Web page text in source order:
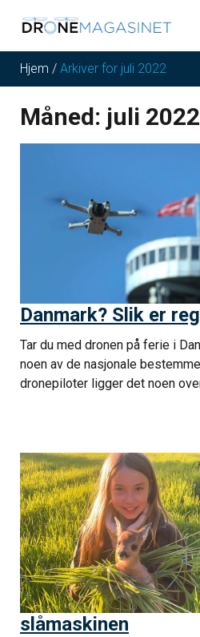
Hjem / Arkiver for juli 2022
Måned: juli 2022
Danmark? Slik er
Tar du med dronen på ferie i
noen av de nasjonale
dronepiloter ligger det noen
slåmaskinen